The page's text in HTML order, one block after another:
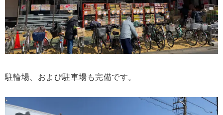
駐輪場、および駐車場も完備です。